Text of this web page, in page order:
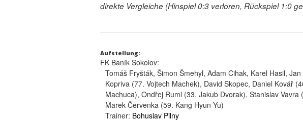
direkte Vergleiche (Hinspiel 0:3 verloren, Rückspiel 1:0
Aufstellung:
FK Baník Sokolov:
Tomáš Fryšták, Šimon Šmehyl, Adam Cihak, Karel Hasil,
Kopriva (77. Vojtech Machek), David Skopec, Daniel Kovář
Machuca), Ondřej Ruml (33. Jakub Dvorak), Stanislav Vavra
Marek Červenka (59. Kang Hyun Yu)
Trainer: Bohuslav Pilny